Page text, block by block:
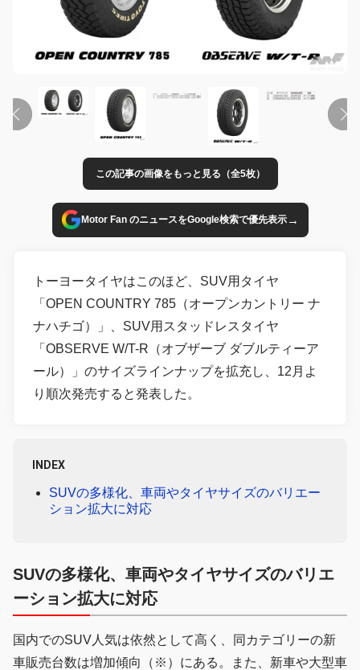
この記事の画像をもっと見る（全5枚）
Motor Fan のニュースをGoogle検索で優先表示→
トーヨータイヤはこのほど、SUV用タイヤ
「OPEN COUNTRY 785（オープンカントリー ナ
ナハチゴ）」、SUV用スタッドレスタイヤ
「OBSERVE W/T-R（オブザーブ ダブルティーア
ール）」のサイズラインナップを拡充し、12月よ
り順次発売すると発表した。
INDEX
SUVの多様化、車両やタイヤサイズのバリエー
ション拡大に対応
SUVの多様化、車両やタイヤサイズのバリエ
ーション拡大に対応
国内でのSUV人気は依然として高く、同カテゴリーの新
車販売台数は増加傾向（※）にある。また、新車や大型車